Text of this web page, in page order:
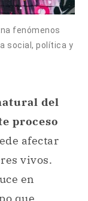
fenómenos
social, política y
del
proceso
afectar
vivos.
en